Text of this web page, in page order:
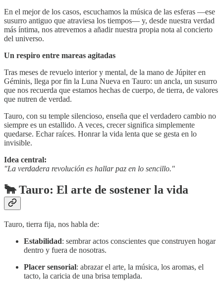
En el mejor de los casos, escuchamos la música de las esferas —ese
susurro antiguo que atraviesa los tiempos— y, desde nuestra verdad
más íntima, nos atrevemos a añadir nuestra propia nota al concierto
del universo.
Un respiro entre mareas agitadas
Tras meses de revuelo interior y mental, de la mano de Júpiter en
Géminis, llega por fin la Luna Nueva en Tauro: un ancla, un susurro
que nos recuerda que estamos hechas de cuerpo, de tierra, de valores
que nutren de verdad.
Tauro, con su temple silencioso, enseña que el verdadero cambio no
siempre es un estallido. A veces, crecer significa simplemente
quedarse. Echar raíces. Honrar la vida lenta que se gesta en lo
invisible.
Idea central:
"La verdadera revolución es hallar paz en lo sencillo."
🐂Tauro: El arte de sostener la vida
Tauro, tierra fija, nos habla de:
Estabilidad: sembrar actos conscientes que construyen hogar
dentro y fuera de nosotras.
Placer sensorial: abrazar el arte, la música, los aromas, el
tacto, la caricia de una brisa templada.